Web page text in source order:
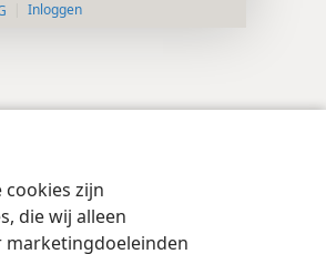
zijn
die wij alleen
marketingdoeleinden
Inloggen